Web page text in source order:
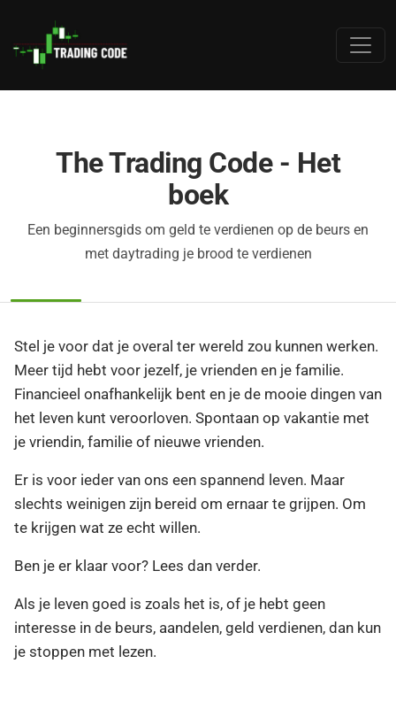
The Trading Code - Het
boek
Een beginnersgids om geld te verdienen op de beurs en
met daytrading je brood te verdienen
Stel je voor dat je overal ter wereld zou kunnen werken.
Meer tijd hebt voor jezelf, je vrienden en je familie.
Financieel onafhankelijk bent en je de mooie dingen van
het leven kunt veroorloven. Spontaan op vakantie met
je vriendin, familie of nieuwe vrienden.
Er is voor ieder van ons een spannend leven. Maar
slechts weinigen zijn bereid om ernaar te grijpen. Om
te krijgen wat ze echt willen.
Ben je er klaar voor? Lees dan verder.
Als je leven goed is zoals het is, of je hebt geen
interesse in de beurs, aandelen, geld verdienen, dan kun
je stoppen met lezen.